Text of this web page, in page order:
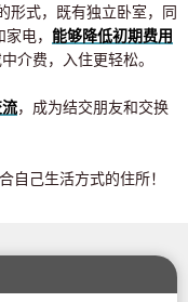
形式，既有独立卧室，同
电， 能够降低初期费用
介费，入住更轻松。
，成为结交朋友和交换
自己生活方式的住所！